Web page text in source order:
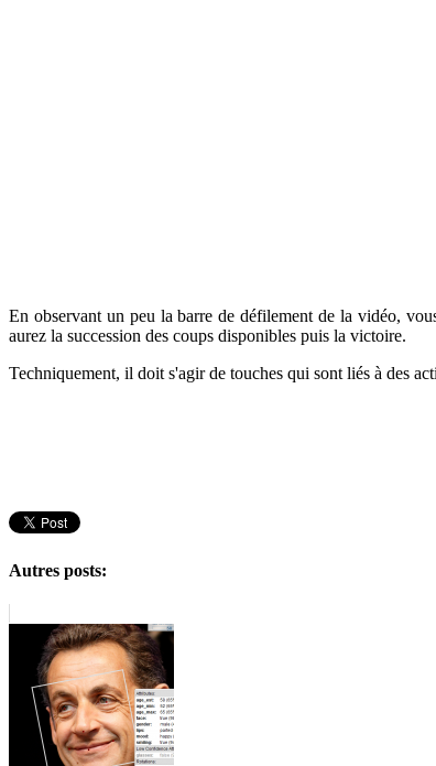
En observant un peu la barre de défilement de la vidéo,
aurez la succession des coups disponibles puis la victoire.
Techniquement, il doit s'agir de touches qui sont liés à des
Autres posts: